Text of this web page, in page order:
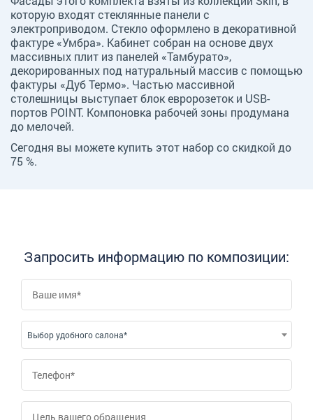
которую входят стеклянные панели с
электроприводом. Стекло оформлено в декоративной
фактуре «Умбра». Кабинет собран на основе двух
массивных плит из панелей «Тамбурато»,
декорированных под натуральный массив с помощью
фактуры «Дуб Термо». Частью массивной
столешницы выступает блок евророзеток и USB-
портов POINT. Компоновка рабочей зоны продумана
до мелочей.
Сегодня вы можете купить этот набор со скидкой до
75 %.
Запросить информацию по композиции:
Выбор удобного салона*